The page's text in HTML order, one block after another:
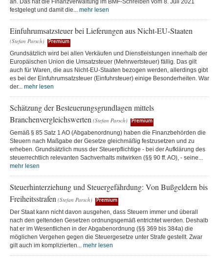
an. Das hat die Finanzverwaltung im BMF-Schreiben vom 8. Juli 2021
festgelegt und damit die... mehr lesen
Einfuhrumsatzsteuer bei Lieferungen aus Nicht-EU-Staaten
(Stefan Parsch) Premium
Grundsätzlich wird bei allen Verkäufen und Dienstleistungen innerhalb der
Europäischen Union die Umsatzsteuer (Mehrwertsteuer) fällig. Das gilt
auch für Waren, die aus Nicht-EU-Staaten bezogen werden, allerdings gibt
es bei der Einfuhrumsatzsteuer (Einfuhrsteuer) einige Besonderheiten. War
der... mehr lesen
Schätzung der Besteuerungsgrundlagen mittels
Branchenvergleichswerten (Stefan Parsch) Premium
Gemäß § 85 Satz 1 AO (Abgabenordnung) haben die Finanzbehörden die
Steuern nach Maßgabe der Gesetze gleichmäßig festzusetzen und zu
erheben. Grundsätzlich muss der Steuerpflichtige - bei der Aufklärung des
steuerrechtlich relevanten Sachverhalts mitwirken (§§ 90 ff. AO), - seine...
mehr lesen
Steuerhinterziehung und Steuergefährdung: Von Bußgeldern bis
Freiheitsstrafen (Stefan Parsch) Premium
Der Staat kann nicht davon ausgehen, dass Steuern immer und überall
nach den geltenden Gesetzen ordnungsgemäß entrichtet werden. Deshalb
hat er im Wesentlichen in der Abgabenordnung (§§ 369 bis 384a) die
möglichen Vergehen gegen die Steuergesetze unter Strafe gestellt. Zwar
gilt auch im komplizierten... mehr lesen